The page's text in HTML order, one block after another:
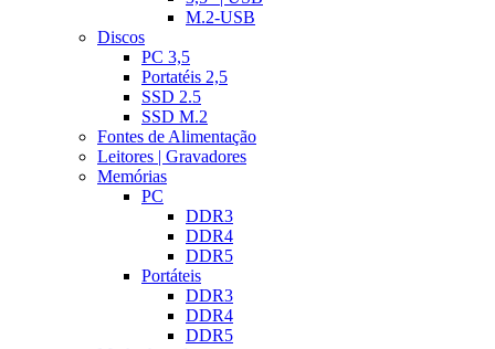
M.2-USB
Discos
PC 3,5
Portatéis 2,5
SSD 2.5
SSD M.2
Fontes de Alimentação
Leitores | Gravadores
Memórias
PC
DDR3
DDR4
DDR5
Portáteis
DDR3
DDR4
DDR5